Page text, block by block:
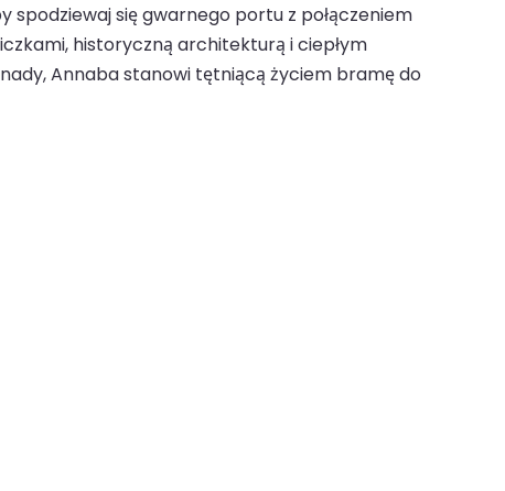
się gwarnego portu z połączeniem
historyczną architekturą i ciepłym
Annaba stanowi tętniącą życiem bramę do